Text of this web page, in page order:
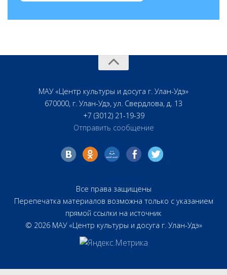
МАУ «Центр культуры и досуга г. Улан-Удэ»
670000, г. Улан-Удэ, ул. Свердлова, д. 13
+7 (3012) 21-19-39
Отправить сообщение
Все права защищены
Перепечатка материалов возможна только с указанием
прямой ссылки на источник
© 2026 МАУ «Центр культуры и досуга г. Улан-Удэ»